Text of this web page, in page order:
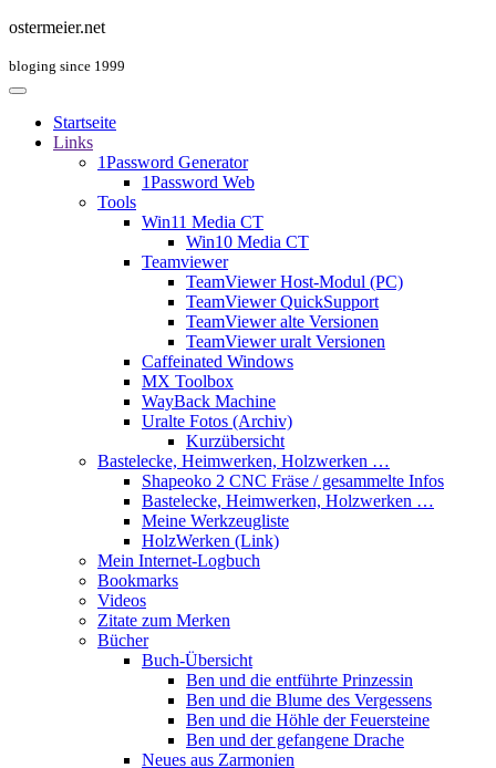
ostermeier.net
bloging since 1999
Startseite
Links
1Password Generator
1Password Web
Tools
Win11 Media CT
Win10 Media CT
Teamviewer
TeamViewer Host-Modul (PC)
TeamViewer QuickSupport
TeamViewer alte Versionen
TeamViewer uralt Versionen
Caffeinated Windows
MX Toolbox
WayBack Machine
Uralte Fotos (Archiv)
Kurzübersicht
Bastelecke, Heimwerken, Holzwerken …
Shapeoko 2 CNC Fräse / gesammelte Infos
Bastelecke, Heimwerken, Holzwerken …
Meine Werkzeugliste
HolzWerken (Link)
Mein Internet-Logbuch
Bookmarks
Videos
Zitate zum Merken
Bücher
Buch-Übersicht
Ben und die entführte Prinzessin
Ben und die Blume des Vergessens
Ben und die Höhle der Feuersteine
Ben und der gefangene Drache
Neues aus Zarmonien